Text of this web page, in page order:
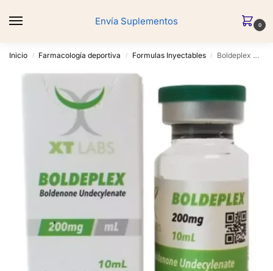
Envía Suplementos 0
Inicio / Farmacología deportiva / Formulas Inyectables / Boldeplex Boldenona 200 mg / 10 ml – XT Labs